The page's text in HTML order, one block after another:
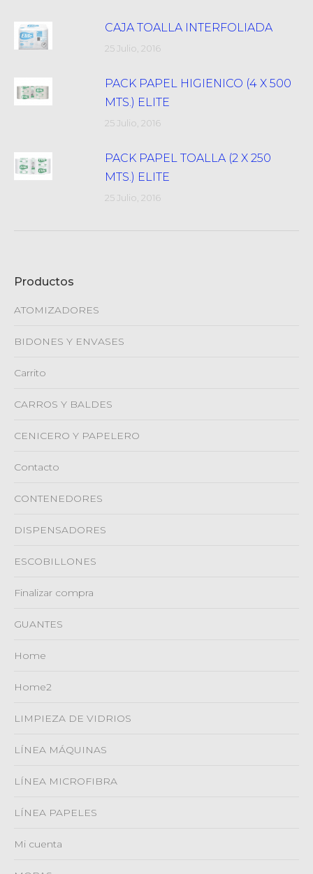
CAJA TOALLA INTERFOLIADA
25 Julio, 2016
PACK PAPEL HIGIENICO (4 X 500
MTS.) ELITE
25 Julio, 2016
PACK PAPEL TOALLA (2 X 250
MTS.) ELITE
25 Julio, 2016
Productos
ATOMIZADORES
BIDONES Y ENVASES
Carrito
CARROS Y BALDES
CENICERO Y PAPELERO
Contacto
CONTENEDORES
DISPENSADORES
ESCOBILLONES
Finalizar compra
GUANTES
Home
Home2
LIMPIEZA DE VIDRIOS
LÍNEA MÁQUINAS
LÍNEA MICROFIBRA
LÍNEA PAPELES
Mi cuenta